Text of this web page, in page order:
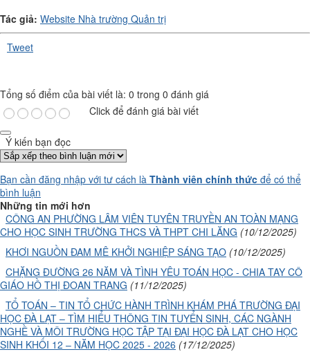
Tác giả: Website Nhà trường Quản trị
Tweet
Tổng số điểm của bài viết là: 0 trong 0 đánh giá
Click để đánh giá bài viết
Ý kiến bạn đọc
Bạn cần đăng nhập với tư cách là Thành viên chính thức để có thể
bình luận
Những tin mới hơn
CÔNG AN PHƯỜNG LÂM VIÊN TUYÊN TRUYỀN AN TOÀN MẠNG
CHO HỌC SINH TRƯỜNG THCS VÀ THPT CHI LĂNG (10/12/2025)
KHƠI NGUỒN ĐAM MÊ KHỞI NGHIỆP SÁNG TẠO (10/12/2025)
CHẶNG ĐƯỜNG 26 NĂM VÀ TÌNH YÊU TOÁN HỌC - CHIA TAY CÔ
GIÁO HỒ THỊ ĐOAN TRANG (11/12/2025)
TỔ TOÁN – TIN TỔ CHỨC HÀNH TRÌNH KHÁM PHÁ TRƯỜNG ĐẠI
HỌC ĐÀ LẠT – TÌM HIỂU THÔNG TIN TUYỂN SINH, CÁC NGÀNH
NGHỀ VÀ MÔI TRƯỜNG HỌC TẬP TẠI ĐẠI HỌC ĐÀ LẠT CHO HỌC
SINH KHỐI 12 – NĂM HỌC 2025 - 2026 (17/12/2025)